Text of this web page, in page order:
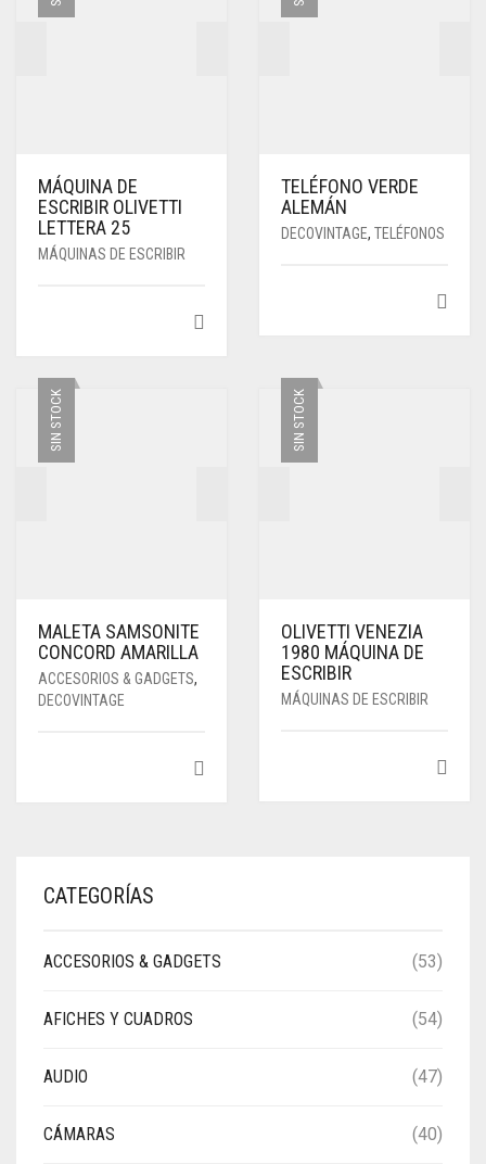
MÁQUINA DE
ESCRIBIR OLIVETTI
LETTERA 25
MÁQUINAS DE ESCRIBIR
TELÉFONO VERDE
ALEMÁN
DECOVINTAGE, TELÉFONOS
SIN STOCK
MALETA SAMSONITE
CONCORD AMARILLA
ACCESORIOS & GADGETS,
DECOVINTAGE
SIN STOCK
OLIVETTI VENEZIA
1980 MÁQUINA DE
ESCRIBIR
MÁQUINAS DE ESCRIBIR
CATEGORÍAS
ACCESORIOS & GADGETS (53)
AFICHES Y CUADROS (54)
AUDIO (47)
CÁMARAS (40)